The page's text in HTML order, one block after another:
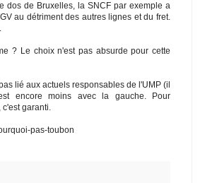
dos de Bruxelles, la SNCF par exemple a
au détriment des autres lignes et du fret.
? Le choix n'est pas absurde pour cette
lié aux actuels responsables de l'UMP (il
encore moins avec la gauche. Pour
c'est garanti.
pas-toubon